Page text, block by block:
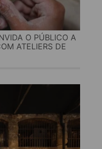
O PÚBLICO A
ATELIERS DE